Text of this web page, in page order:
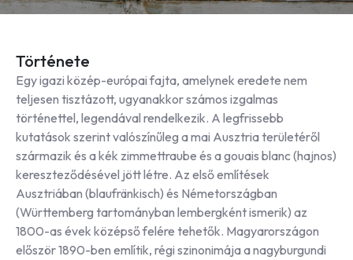
Története
Egy igazi közép-európai fajta, amelynek eredete nem
teljesen tisztázott, ugyanakkor számos izgalmas
történettel, legendával rendelkezik. A legfrissebb
kutatások szerint valószínűleg a mai Ausztria területéről
származik és a kék zimmettraube és a gouais blanc (hajnos)
kereszteződésével jött létre. Az első említések
Ausztriában (blaufränkisch) és Németországban
(Württemberg tartományban lembergként ismerik) az
1800-as évek középső felére tehetők. Magyarországon
először 1890-ben említik, régi szinonimája a nagyburgundi